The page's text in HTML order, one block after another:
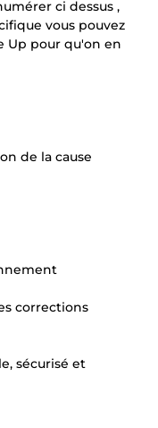
ci dessus ,
vous pouvez
Up pour qu'on en
de la cause
corrections
sécurisé et